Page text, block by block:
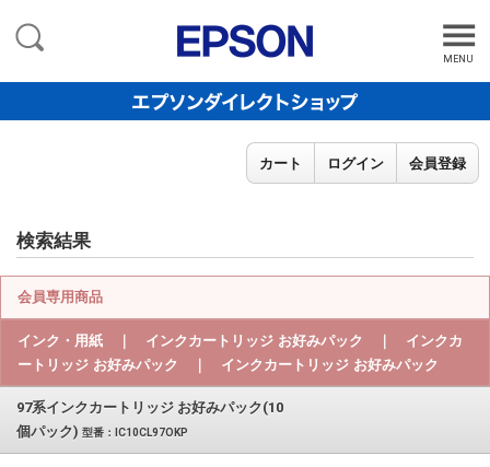
MENU
カート ログイン 会員登録
検索結果
会員専用商品
インク・用紙 ｜ インクカートリッジ お好みパック ｜ インクカ
ートリッジ お好みパック ｜ インクカートリッジ お好みパック
97系インクカートリッジ お好みパック(10
個パック) 型番：IC10CL97OKP